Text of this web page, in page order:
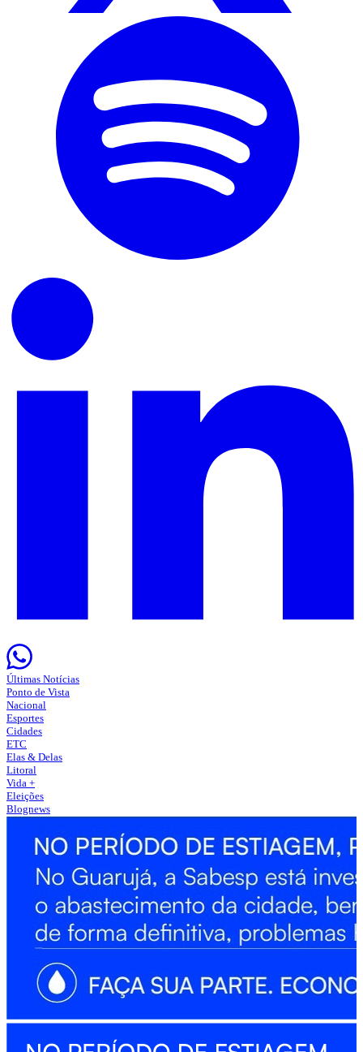
Últimas Notícias
Ponto de Vista
Nacional
Esportes
Cidades
ETC
Elas & Delas
Litoral
Vida +
Eleições
Blognews